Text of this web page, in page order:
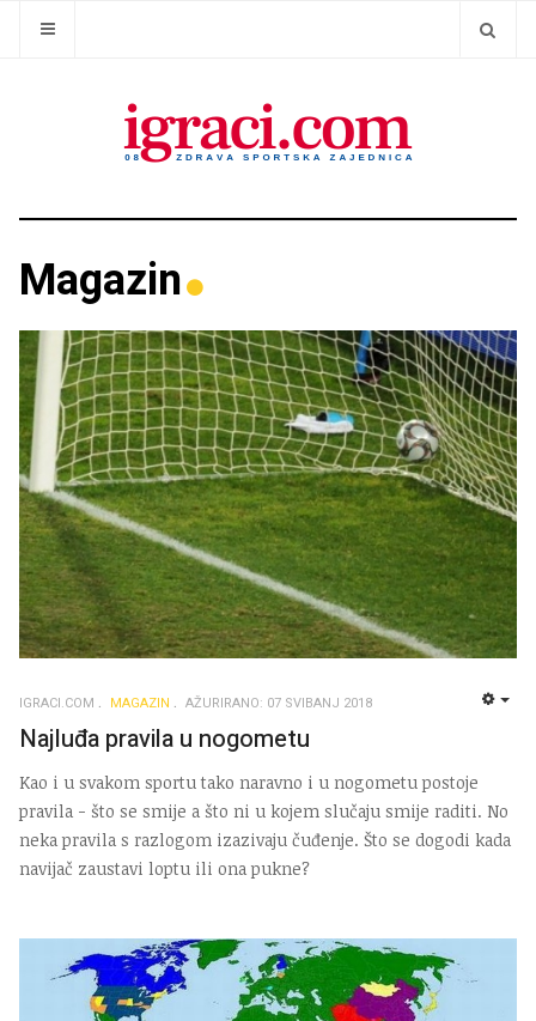
Magazin
IGRACI.COM MAGAZIN AŽURIRANO: 07 SVIBANJ 2018
Najluđa pravila u nogometu
Kao i u svakom sportu tako naravno i u nogometu postoje
pravila - što se smije a što ni u kojem slučaju smije raditi. No
neka pravila s razlogom izazivaju čuđenje. Što se dogodi kada
navijač zaustavi loptu ili ona pukne?